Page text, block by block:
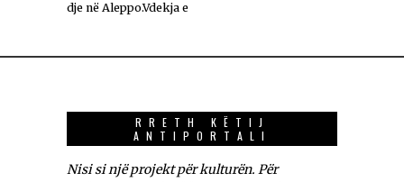
dje në Aleppo.Vdekja e
RRETH KËTIJ
ANTIPORTALI
Nisi si një projekt për kulturën. Për